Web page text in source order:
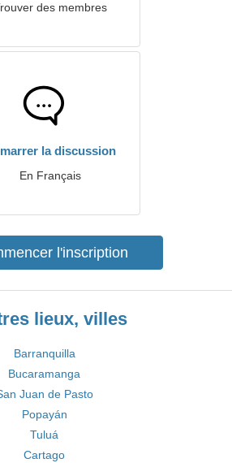
des membres
la discussion
En Français
l'inscription
lieux, villes
Barranquilla
Bucaramanga
Juan de Pasto
Popayán
Tuluá
Cartago